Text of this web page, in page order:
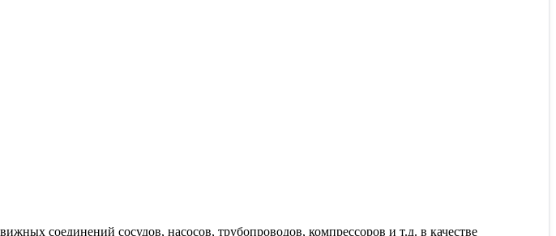
соединений сосудов, насосов, трубопроводов, компрессоров и т.д. в качестве